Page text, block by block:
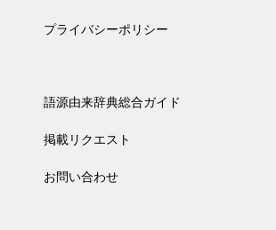
プライバシーポリシー
語源由来辞典総合ガイド
掲載リクエスト
お問い合わせ